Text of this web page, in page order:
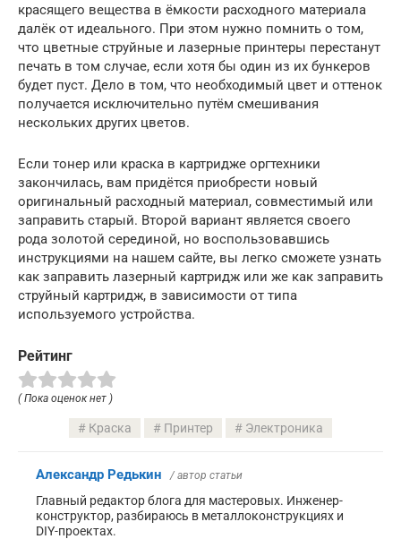
красящего вещества в ёмкости расходного материала
далёк от идеального. При этом нужно помнить о том,
что цветные струйные и лазерные принтеры перестанут
печать в том случае, если хотя бы один из их бункеров
будет пуст. Дело в том, что необходимый цвет и оттенок
получается исключительно путём смешивания
нескольких других цветов.
Если тонер или краска в картридже оргтехники
закончилась, вам придётся приобрести новый
оригинальный расходный материал, совместимый или
заправить старый. Второй вариант является своего
рода золотой серединой, но воспользовавшись
инструкциями на нашем сайте, вы легко сможете узнать
как заправить лазерный картридж или же как заправить
струйный картридж, в зависимости от типа
используемого устройства.
Рейтинг
( Пока оценок нет )
Краска Принтер Электроника
Александр Редькин / автор статьи
Главный редактор блога для мастеровых. Инженер-
конструктор, разбираюсь в металлоконструкциях и
DIY-проектах.